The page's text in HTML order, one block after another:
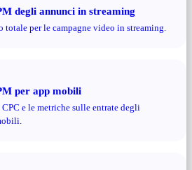
degli annunci in streaming
totale per le campagne video in streaming.
per app mobili
e le metriche sulle entrate degli